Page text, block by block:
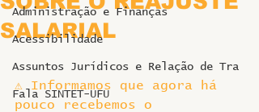
Administração e Finanças
Acessibilidade
Assuntos Jurídicos e Relação de Tra
Fala SINTET-UFU
SALARIAL
⚠️ Informamos que agora há
pouco recebemos o